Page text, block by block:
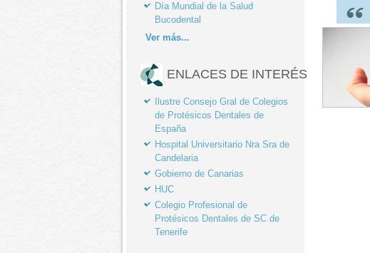
Día Mundial de la Salud
Bucodental
Ver más...
ENLACES DE INTERÉS
Ilustre Consejo Gral de Colegios
de Protésicos Dentales de
España
Hospital Universitario Nra Sra de
Candelaria
Gobierno de Canarias
HUC
Colegio Profesional de
Protésicos Dentales de SC de
Tenerife